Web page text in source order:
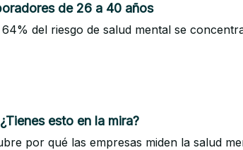
de 26 a 40 años
del riesgo de salud mental se
esto en la mira?
por qué las empresas miden la salud